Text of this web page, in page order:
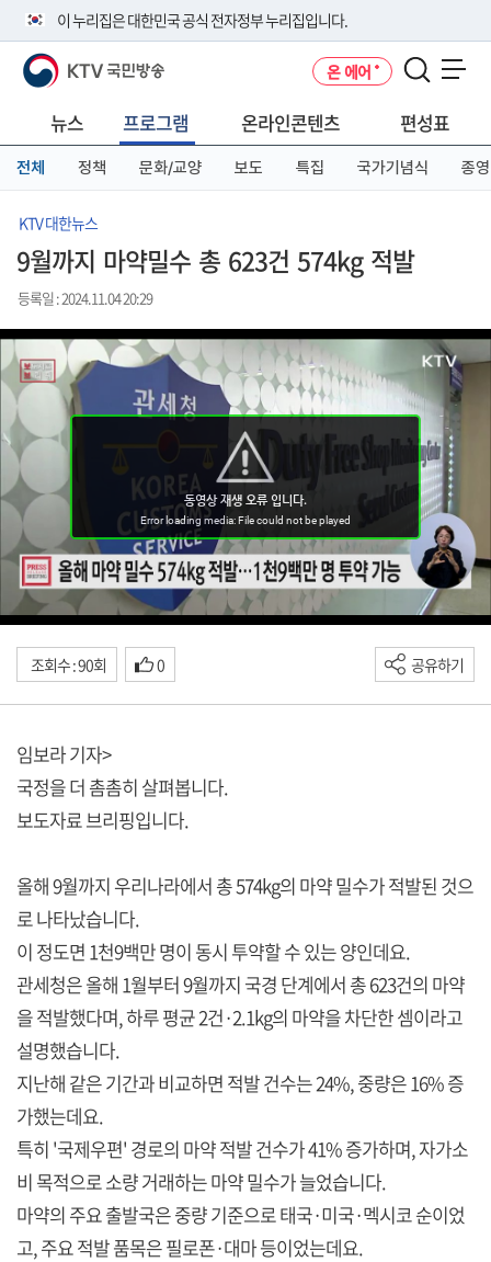
이 누리집은 대한민국 공식 전자정부 누리집입니다.
공식 누리집 주소 확인하기
니다.
이밖에 or.kr 또는 .kr등 다른 도메인 주소를 사용하고 있다면 아래 URL에
서 도메인 주소를 확인해 보세요
KTV 국민방송 온 에어
뉴스 프로그램 온라인콘텐츠 편성표
전체 정책 문화/교양 보도 특집 국가기념식 종영
KTV 대한뉴스
9월까지 마약밀수 총 623건 574kg 적발
등록일 : 2024.11.04 20:29
조회수 : 90회 0 공유하기
임보라 기자>
국정을 더 촘촘히 살펴봅니다.
보도자료 브리핑입니다.
올해 9월까지 우리나라에서 총 574kg의 마약 밀수가 적발된 것으
로 나타났습니다.
이 정도면 1천9백만 명이 동시 투약할 수 있는 양인데요.
관세청은 올해 1월부터 9월까지 국경 단계에서 총 623건의 마약
을 적발했다며, 하루 평균 2건·2.1kg의 마약을 차단한 셈이라고
설명했습니다.
지난해 같은 기간과 비교하면 적발 건수는 24%, 중량은 16% 증
가했는데요.
특히 '국제우편' 경로의 마약 적발 건수가 41% 증가하며, 자가소
비 목적으로 소량 거래하는 마약 밀수가 늘었습니다.
마약의 주요 출발국은 중량 기준으로 태국·미국·멕시코 순이었
고, 주요 적발 품목은 필로폰·대마 등이었는데요.